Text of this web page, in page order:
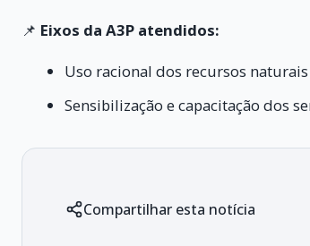
📌 Eixos da A3P atendidos:
Uso racional dos recursos
Sensibilização e capacitação dos
Compartilhar esta notícia